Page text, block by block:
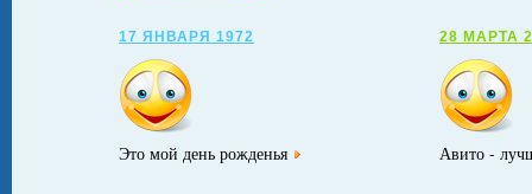
17 ЯНВАРЯ 1972
Это мой день рожденья
28 МАРТА
Авито -